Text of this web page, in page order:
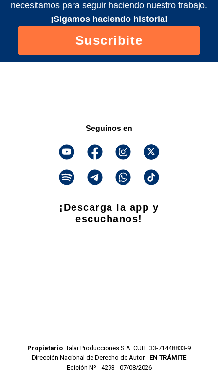
necesitamos para seguir haciendo nuestro trabajo.
¡Sigamos haciendo historia!
Suscribite
Seguinos en
¡Descarga la app y
escuchanos!
Propietario: Talar Producciones S.A. CUIT: 33-71448833-9
Dirección Nacional de Derecho de Autor - EN TRÁMITE
Edición Nº - 4293 - 07/08/2026